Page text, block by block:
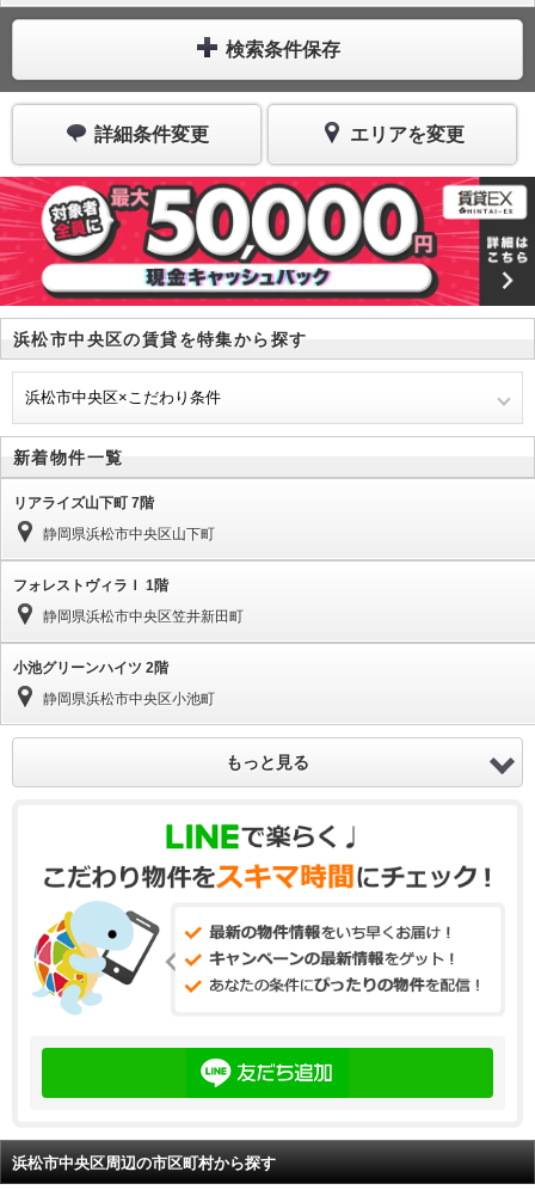
検索条件保存
詳細条件変更 エリアを変更
浜松市中央区の賃貸を特集から探す
浜松市中央区×こだわり条件
新着物件一覧
リアライズ山下町 7階
静岡県浜松市中央区山下町
フォレストヴィラＩ 1階
静岡県浜松市中央区笠井新田町
小池グリーンハイツ 2階
静岡県浜松市中央区小池町
もっと見る
浜松市中央区周辺の市区町村から探す